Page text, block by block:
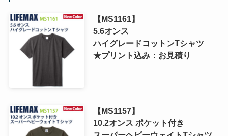
【MS1161】
5.6オンス
ハイグレードコットンTシャツ
★プリント込み：お見積り
【MS1157】
10.2オンス ポケット付き